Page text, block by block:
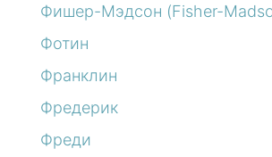
Фишер-Мэдсон (Fisher-
Фотин
Франклин
Фредерик
Фреди